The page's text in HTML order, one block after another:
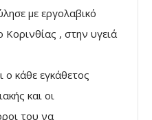
με εργολαβικό
Κορινθίας , στην υγειά
ο κάθε εγκάθετος
και οι
του να